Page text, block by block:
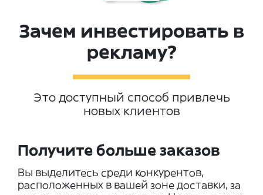
Зачем инвестировать в
рекламу?
Это доступный способ привлечь
новых клиентов
Получите больше заказов
Вы выделитесь среди конкурентов,
расположенных в вашей зоне доставки, за